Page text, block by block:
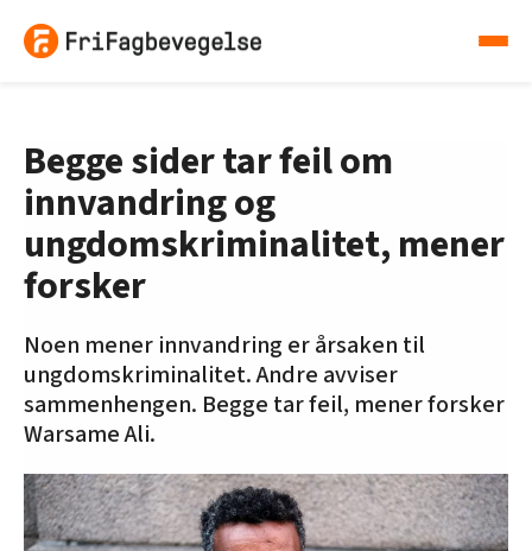
Begge sider tar feil om
innvandring og
ungdomskriminalitet, mener
forsker
Noen mener innvandring er årsaken til
ungdomskriminalitet. Andre avviser
sammenhengen. Begge tar feil, mener forsker
Warsame Ali.